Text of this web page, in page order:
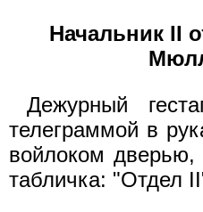
Начальник II
Дежурный
телеграммой в
войлоком дверью,
табличка: "Отдел